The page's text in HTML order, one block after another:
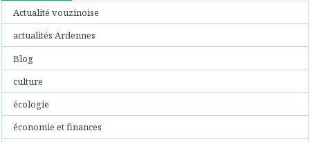
Actualité vouzinoise
actualités Ardennes
Blog
culture
écologie
économie et finances